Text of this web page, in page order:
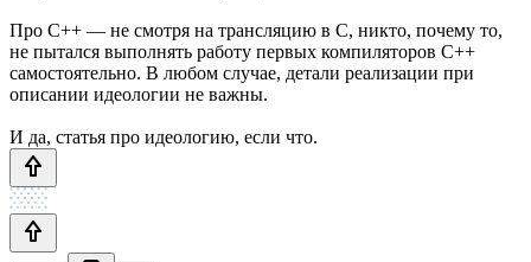
Про С++ — не смотря на трансляцию в C, никто, почему то,
не пытался выполнять работу первых компиляторов С++
самостоятельно. В любом случае, детали реализации при
описании идеологии не важны.
И да, статья про идеологию, если что.